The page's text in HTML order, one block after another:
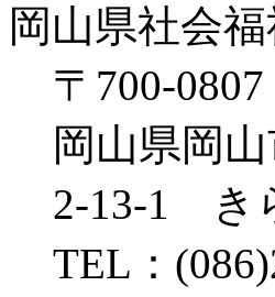
岡山県社会
〒700-0807
岡山県岡
2-13-1 き
TEL：